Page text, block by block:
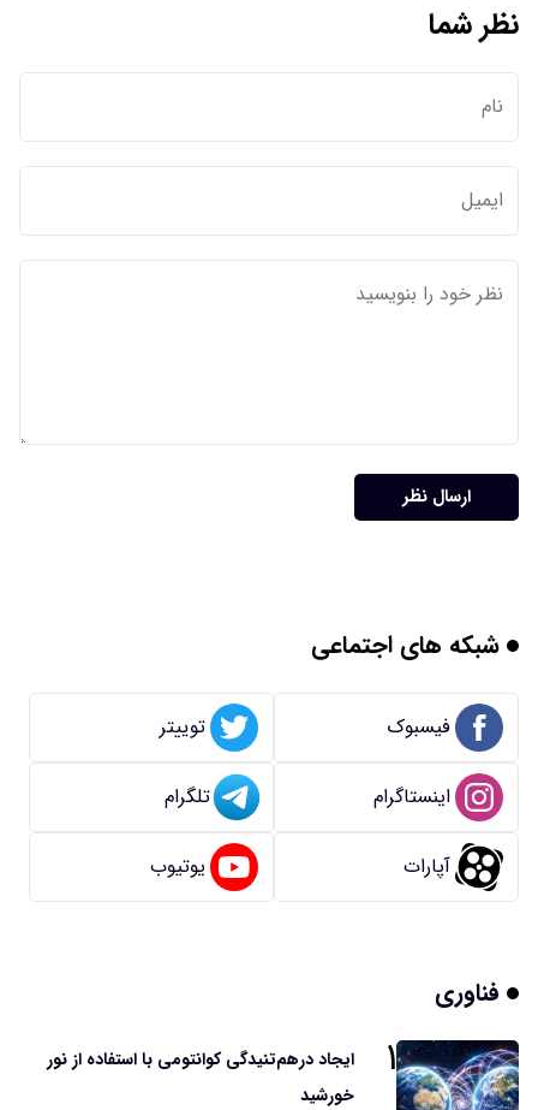
نظر شما
ارسال نظر
شبکه های اجتماعی
فیسبوک توییتر
اینستاگرام تلگرام
آپارات یوتیوب
فناوری
۱
ایجاد درهم‌تنیدگی کوانتومی با استفاده از نور
خورشید